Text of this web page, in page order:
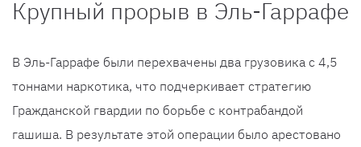
Крупный прорыв в Эль-Гаррафе
В Эль-Гаррафе были перехвачены два грузовика с 4,5
тоннами наркотика, что подчеркивает стратегию
Гражданской гвардии по борьбе с контрабандой
гашиша. В результате этой операции было арестовано